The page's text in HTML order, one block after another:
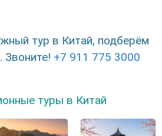
тур в Китай, подберём
Звоните! +7 911 775 3000
туры в Китай